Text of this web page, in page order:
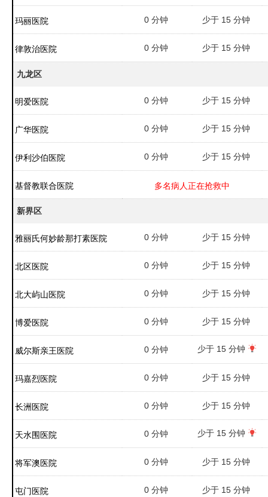
玛丽医院 0 分钟 少于 15 分钟
律敦治医院 0 分钟 少于 15 分钟
九龙区
明爱医院 0 分钟 少于 15 分钟
广华医院 0 分钟 少于 15 分钟
伊利沙伯医院 0 分钟 少于 15 分钟
基督教联合医院 多名病人正在抢救中
新界区
雅丽氏何妙龄那打素医院 0 分钟 少于 15 分钟
北区医院 0 分钟 少于 15 分钟
北大屿山医院 0 分钟 少于 15 分钟
博爱医院 0 分钟 少于 15 分钟
威尔斯亲王医院 0 分钟 少于 15 分钟
玛嘉烈医院 0 分钟 少于 15 分钟
长洲医院 0 分钟 少于 15 分钟
天水围医院 0 分钟 少于 15 分钟
将军澳医院 0 分钟 少于 15 分钟
屯门医院 0 分钟 少于 15 分钟